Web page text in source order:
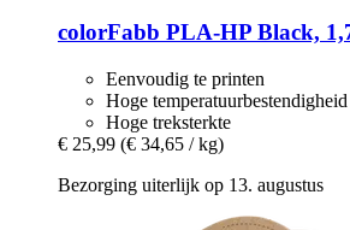
colorFabb PLA-​HP Black,
Eenvoudig te printen
Hoge temperatuurbestendigheid
Hoge treksterkte
€ 25,99 (€ 34,65 / kg)
Bezorging uiterlijk op 13. augustus